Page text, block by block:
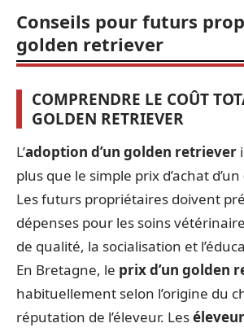
Conseils pour futurs
golden retriever
COMPRENDRE LE COÛT
GOLDEN RETRIEVER
L’adoption d’un golden retriever
plus que le simple prix d’achat d’un
Les futurs propriétaires doivent
dépenses pour les soins
de qualité, la socialisation et
En Bretagne, le prix d’un golden
habituellement selon l’origine du
réputation de l’éleveur. Les